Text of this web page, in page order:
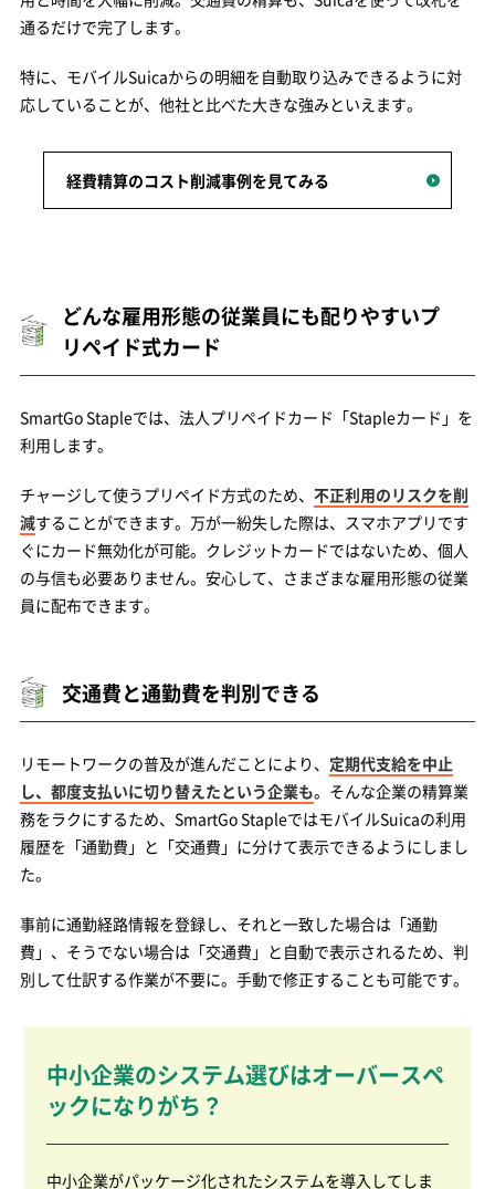
通るだけで完了します。
特に、モバイルSuicaからの明細を自動取り込みできるように対
応していることが、他社と比べた大きな強みといえます。
経費精算のコスト削減事例を見てみる
どんな雇用形態の従業員にも配りやすいプ
リペイド式カード
SmartGo Stapleでは、法人プリペイドカード「Stapleカード」を
利用します。
チャージして使うプリペイド方式のため、 不正利用のリスクを削
減することができます。万が一紛失した際は、スマホアプリです
ぐにカード無効化が可能。クレジットカードではないため、個人
の与信も必要ありません。安心して、さまざまな雇用形態の従業
員に配布できます。
交通費と通勤費を判別できる
リモートワークの普及が進んだことにより、 定期代支給を中止
し、都度支払いに切り替えたという企業も。そんな企業の精算業
務をラクにするため、SmartGo StapleではモバイルSuicaの利用
履歴を「通勤費」と「交通費」に分けて表示できるようにしまし
た。
事前に通勤経路情報を登録し、それと一致した場合は「通勤
費」、そうでない場合は「交通費」と自動で表示されるため、判
別して仕訳する作業が不要に。手動で修正することも可能です。
中小企業のシステム選びはオーバースペ
ックになりがち？
中小企業がパッケージ化されたシステムを導入してしま